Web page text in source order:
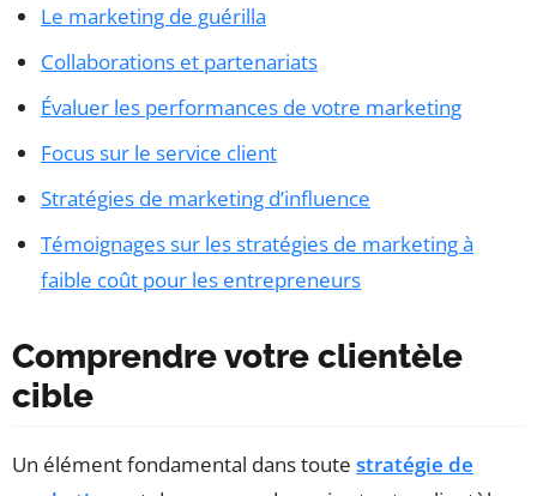
Le marketing de guérilla
Collaborations et partenariats
Évaluer les performances de votre marketing
Focus sur le service client
Stratégies de marketing d’influence
Témoignages sur les stratégies de marketing à
faible coût pour les entrepreneurs
Comprendre votre clientèle
cible
Un élément fondamental dans toute stratégie de